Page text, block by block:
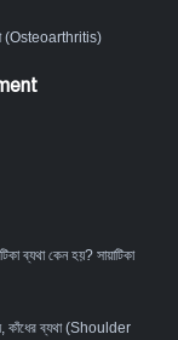
(Osteoarthritis)
ব্যথা কেন হয়? সায়াটিকা
, কাঁধের ব্যথা (Shoulder